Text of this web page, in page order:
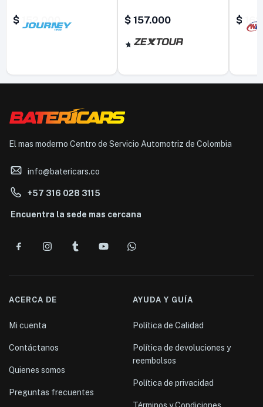
$ 152.000 $ 157.000
5,0
$
El mas moderno Centro de Servicio Automotriz de Colombia
info@batericars.co
+57 316 028 3115
Encuentra la sede mas cercana
ACERCA DE
Mi cuenta
Contáctanos
Quienes somos
Preguntas frecuentes
AYUDA Y GUÍA
Política de Calidad
Política de devoluciones y
reembolsos
Política de privacidad